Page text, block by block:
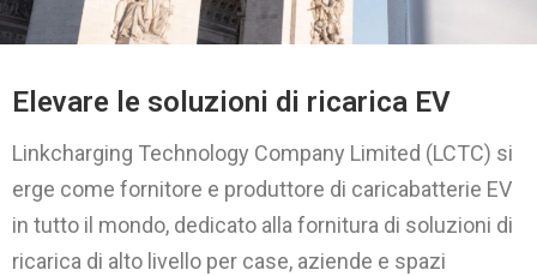
Elevare le soluzioni di ricarica EV
Linkcharging Technology Company Limited (LCTC) si
erge come fornitore e produttore di caricabatterie EV
in tutto il mondo, dedicato alla fornitura di soluzioni di
ricarica di alto livello per case, aziende e spazi